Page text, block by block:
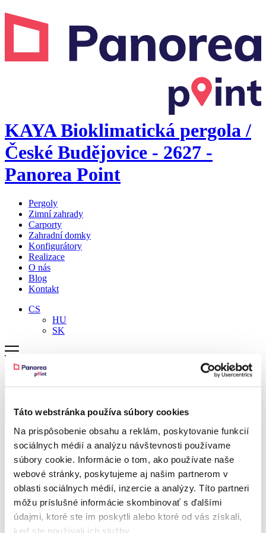
Táto webstránka používa súbory cookies
Na prispôsobenie obsahu a reklám, poskytovanie funkcií
sociálnych médií a analýzu návštevnosti používame
súbory cookie. Informácie o tom, ako používate naše
webové stránky, poskytujeme aj našim partnerom v
oblasti sociálnych médií, inzercie a analýzy. Títo partneri
môžu príslušné informácie skombinovať s ďalšími
údajmi, ktoré ste im poskytli alebo ktoré od vás získali,
keď ste používali ich služby.
KAYA Bioklimatická pergola /
České Budějovice - 2627 -
Panorea Point
Pergoly
Zimní zahrady
Carporty
Zahradní domky
Konfigurátory
Realizace
O nás
Blog
Kontakt
CS
HU
SK
Pergoly
Zimní zahrady
Carporty
Zahradní domky